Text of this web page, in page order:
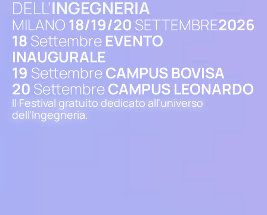
DELL’INGEGNERIA
MILANO 18/19/20 SETTEMBRE2026
18 Settembre EVENTO
INAUGURALE
19 SettembreCAMPUS BOVISA
20 SettembreCAMPUS LEONARDO
Il Festival gratuito dedicato all'universo
dell'Ingegneria.